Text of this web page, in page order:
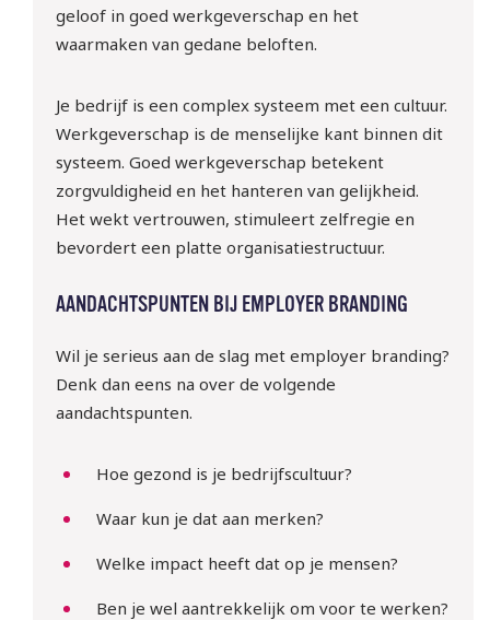
geloof in goed werkgeverschap en het
waarmaken van gedane beloften.
Je bedrijf is een complex systeem met een cultuur.
Werkgeverschap is de menselijke kant binnen dit
systeem. Goed werkgeverschap betekent
zorgvuldigheid en het hanteren van gelijkheid.
Het wekt vertrouwen, stimuleert zelfregie en
bevordert een platte organisatiestructuur.
AANDACHTSPUNTEN BIJ EMPLOYER BRANDING
Wil je serieus aan de slag met employer branding?
Denk dan eens na over de volgende
aandachtspunten.
Hoe gezond is je bedrijfscultuur?
Waar kun je dat aan merken?
Welke impact heeft dat op je mensen?
Ben je wel aantrekkelijk om voor te werken?
Meld je gratis aan!